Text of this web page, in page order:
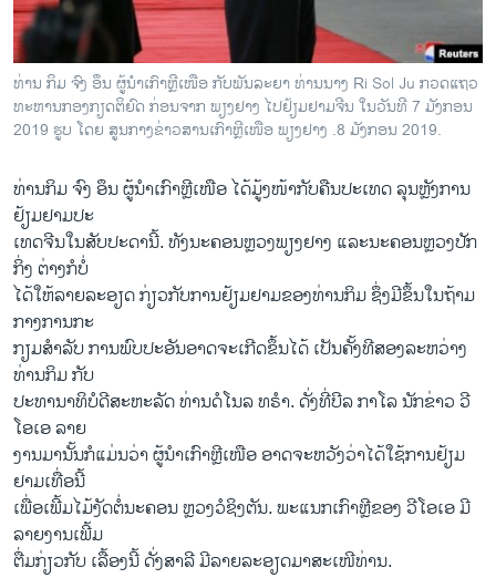
ທຸລະກິດ
ພາສາອັງກິດ
ວີດີໂອ
ສຽງ
ລາຍການກະຈາຍສຽງ
ລາຍງານ
ຕິດຕາມພວກເຮົາ ທີ່
ພາສາຕ່າງໆ
ທ່ານ ກິມ ຈົງ ອຶນ ຜູ້ນຳເກົາຫຼີເໜືອ ກັບພັນລະຍາ ທ່ານນາງ Ri Sol Ju ກວດແຖວ
ທະຫານກອງກຽດຕິຍົດ ກ່ອນຈາກ ພຽງຢາງ ໄປຢ້ຽມຢາມຈີນ ໃນວັນທີ 7 ມັງກອນ
2019 ຮູບ ໂດຍ ສູນກາງຂ່າວສານເກົາຫຼີເໜືອ ພຽງຢາງ .8 ມັງກອນ 2019.
ທ່ານກິມ ຈົງ ອຶນ ຜູ້​ນຳ​ເກົາ​ຫຼີ​ເໜືອ ໄດ້​ມູ້ງ​ໜ້າ​ກັບ​ຄືນ​ປ​ະ​ເທດ ລຸນ​ຫຼັງ​ການ​
ຢ້ຽມ​ຢາ​ມ​ປະ​
ເທດ​ຈີນ​ໃນ​ສັບ​ປະ​ດາ​ນີ້. ທັງ​ນະ​ຄອນ​ຫຼວງ​ພຽງ​ຢາງ ແລະ​ນະ​ຄອນ​ຫຼວງ​ປັກ​
ກິ່ງ ຕ່າງ​ກໍ​ບໍ່
​ໄດ້​ໃຫ້​ລາຍ​ລະ​ອຽດ ກ່ຽວ​ກັບ​ການ​ຢ້ຽມ​ຢາມ​ຂອງ​ທ່ານ​ກິມ ຊຶ່ງ​ມີ​ຂຶ້ນ​ໃນ​ຖ້າມ​
ກາງ​ການ​ກະ
​ກຽມ​ສໍ​າ​ລັບ ການ​ພົບ​ປະ​ອັນ​ອາດ​ຈະ​ເກີດ​ຂຶ້ນ​ໄດ້ ເປັນຄັ້ງ​ທີ​ສອງ​ລະ​ຫວ່າງ​
ທ່ານ​ກິມ ກັ​ບ
​ປະ​ທາ​ນາ​ທິ​ບໍ​ດີ​ສະ​ຫະ​ລັດ ທ່ານ​ດໍ​ໂນ​ລ ທ​ຣຳ. ດັ່​ງ​ທີ່ບີ​ລ ກາ​ໂລ ນັກ​ຂ່າວ ວີ​
ໂອ​ເອ ລາຍ​
ງານ​ມາ​ນັ້​ນ​ກໍ​ແມ່ນ​ວ່າ ຜູ້​ນຳ​ເກົາ​ຫຼີ​ເໜືອ ອາດ​ຈະ​ຫວັງ​ວ່າ​ໄດ້​ໃຊ້​ການ​ຢ້ຽມ​
ຢາມ​ເທື່ອ​ນີ້
ເພື່ອ​ເພີ້ມ​ໄມ້​ງັດຕໍ່ນະ​ຄອນ ຫຼ​ວງວໍ​ຊິງ​ຕັນ. ​ພະ​ແນກ​ເກົາ​ຫຼີ​ຂອງ ວີ​ໂອ​ເອ ມີ​
ລາຍ​ງານ​ເພີ້ມ
​ຕື່ມກ່ຽວ​ກັບ ເລື້ອງ​ນີ້ ດັ່ງ​ສາ​ລີ ມີ​ລາຍ​ລະອຽດມາ​ສະ​ເໜີ​ທ່ານ.